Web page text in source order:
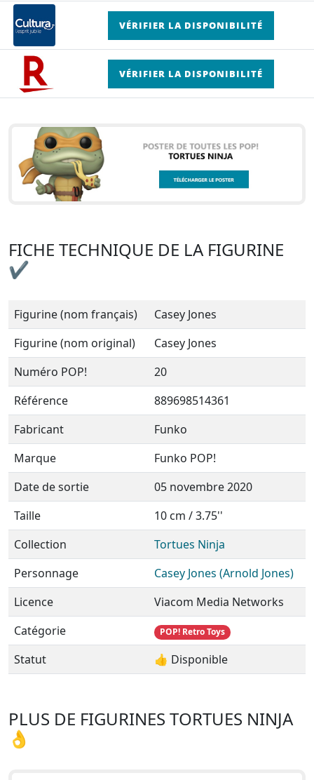
VÉRIFIER LA DISPONIBILITÉ
VÉRIFIER LA DISPONIBILITÉ
FICHE TECHNIQUE DE LA FIGURINE
✔
Figurine (nom français)
Casey Jones
Figurine (nom original)
Casey Jones
Numéro POP!
20
Référence
889698514361
Fabricant
Funko
Marque
Funko POP!
Date de sortie
05 novembre 2020
Taille
10 cm / 3.75''
Collection
Tortues Ninja
Personnage
Casey Jones (Arnold Jones)
Licence
Viacom Media Networks
Catégorie
POP! Retro Toys
Statut 👍 Disponible
PLUS DE FIGURINES TORTUES NINJA
👌